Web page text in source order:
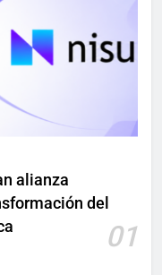
alianza
del
01